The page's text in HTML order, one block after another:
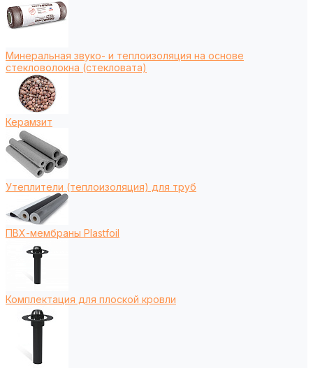
Минеральная звуко- и теплоизоляция на основе
стекловолокна (стекловата)
Керамзит
Утеплители (теплоизоляция) для труб
ПВХ-мембраны Plastfoil
Комплектация для плоской кровли